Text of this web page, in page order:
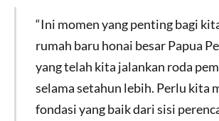
“Ini momen yang penting bagi
rumah baru honai besar Papua
yang telah kita jalankan roda
selama setahun lebih. Perlu kita
fondasi yang baik dari sisi